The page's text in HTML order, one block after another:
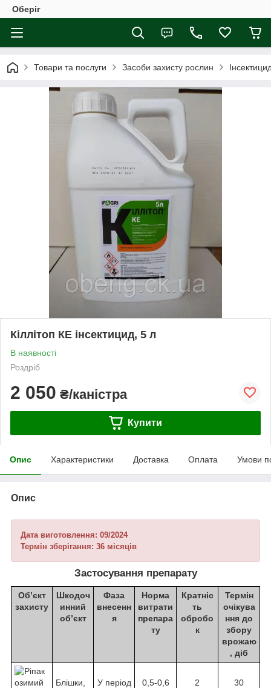
Оберіг
Товари та послуги Засоби захисту рослин
Кіллітоп КЕ інсектицид, 5 л
В наявності
Роздріб
2 050 ₴/каністра
Купити
Опис Характеристики Доставка Оплата Умови
Опис
Дата виготовлення: 09/2024
Термін зберігання: 36 місяців
Застосування препарату
Об’єкт
захисту
Шкодоч
инний
об’єкт
Фаза
внесенн
я
Норма
витрати
препара
ту
Кратніс
ть
обробо
к
Термін
очікува
ння до
збору
врожаю
, діб
Блішки,
У період
0,5-0,6
2 30